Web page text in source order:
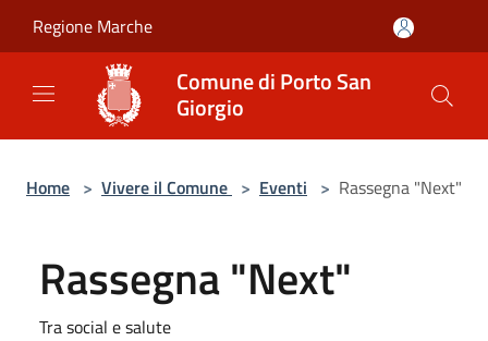
Regione Marche
Comune di Porto San
Giorgio
Home > Vivere il Comune > Eventi > Rassegna "Next"
Rassegna "Next"
Tra social e salute